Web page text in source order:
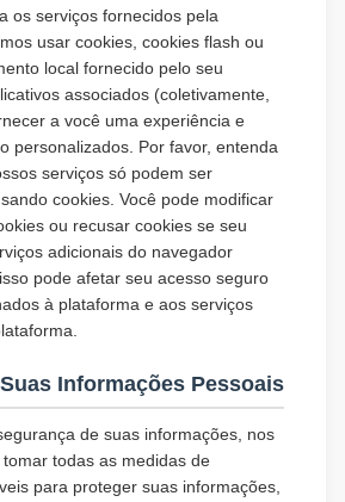
os serviços fornecidos pela
usar cookies, cookies flash ou
local fornecido pelo seu
associados (coletivamente,
a você uma experiência e
personalizados. Por favor, entenda
serviços só podem ser
cookies. Você pode modificar
ou recusar cookies se seu
adicionais do navegador
pode afetar seu acesso seguro
à plataforma e aos serviços
Informações Pessoais
de suas informações, nos
todas as medidas de
para proteger suas informações,